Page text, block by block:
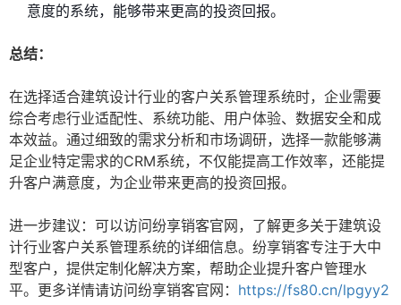
意度的系统，能够带来更高的投资回报。
总结：
在选择适合建筑设计行业的客户关系管理系统时，企业需要
综合考虑行业适配性、系统功能、用户体验、数据安全和成
本效益。通过细致的需求分析和市场调研，选择一款能够满
足企业特定需求的CRM系统，不仅能提高工作效率，还能提
升客户满意度，为企业带来更高的投资回报。
进一步建议：可以访问纷享销客官网，了解更多关于建筑设
计行业客户关系管理系统的详细信息。纷享销客专注于大中
型客户，提供定制化解决方案，帮助企业提升客户管理水
平。更多详情请访问纷享销客官网： https://fs80.cn/lpgyy2